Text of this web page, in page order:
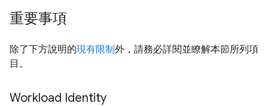
重要事項
除了下方說明的現有限制外，請務必詳閱並瞭解本節所列項
目。
Workload Identity